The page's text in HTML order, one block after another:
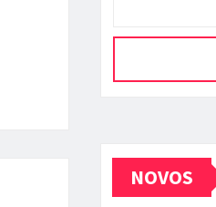
NOVOS